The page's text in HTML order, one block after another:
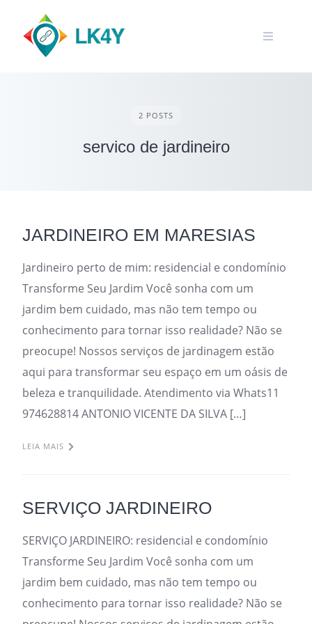
content
2 POSTS
servico de jardineiro
JARDINEIRO EM MARESIAS
Jardineiro perto de mim: residencial e condomínio
Transforme Seu Jardim Você sonha com um
jardim bem cuidado, mas não tem tempo ou
conhecimento para tornar isso realidade? Não se
preocupe! Nossos serviços de jardinagem estão
aqui para transformar seu espaço em um oásis de
beleza e tranquilidade. Atendimento via Whats11
974628814 ANTONIO VICENTE DA SILVA […]
LEIA MAIS
SERVIÇO JARDINEIRO
SERVIÇO JARDINEIRO: residencial e condomínio
Transforme Seu Jardim Você sonha com um
jardim bem cuidado, mas não tem tempo ou
conhecimento para tornar isso realidade? Não se